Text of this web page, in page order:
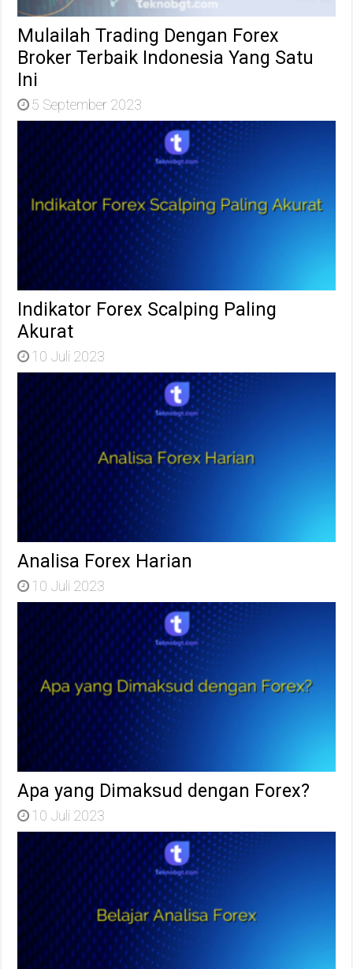
Mulailah Trading Dengan Forex
Broker Terbaik Indonesia Yang Satu
Ini
5 September 2023
Indikator Forex Scalping Paling
Akurat
10 Juli 2023
Analisa Forex Harian
10 Juli 2023
Apa yang Dimaksud dengan Forex?
10 Juli 2023